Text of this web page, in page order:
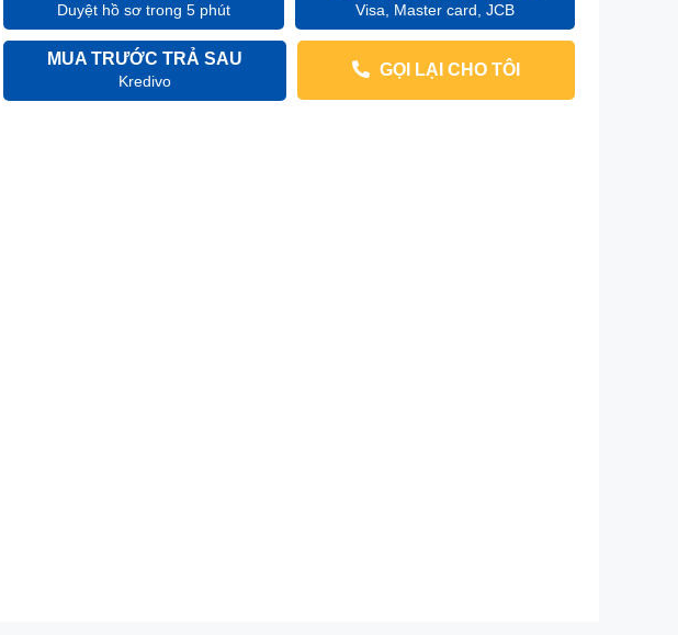
Duyệt hồ sơ trong 5 phút Visa, Master card, JCB
MUA TRƯỚC TRẢ SAU
Kredivo
GỌI LẠI CHO TÔI